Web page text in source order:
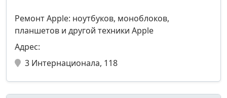
Ремонт Apple: ноутбуков, моноблоков,
планшетов и другой техники Apple
Адрес:
3 Интернационала, 118